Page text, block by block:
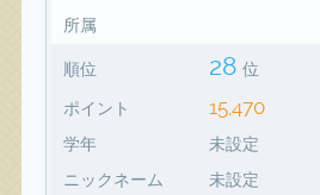
所属
順位 28 位
ポイント 15,470
学年
未設定
ニックネーム
未設定